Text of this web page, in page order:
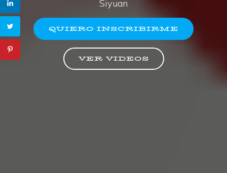
Siyuan
QUIERO INSCRIBIRME
VER VIDEOS